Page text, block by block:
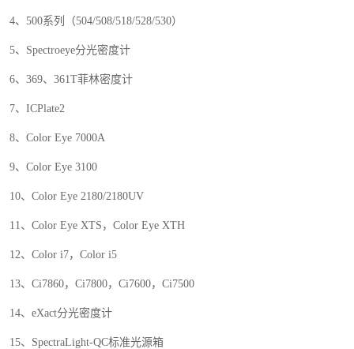
4、 500系列（504/508/518/528/530）
5、 Spectroeye分光密度计
6、 369、 361T菲林密度计
7、 ICPlate2
8、 Color Eye 7000A
9、 Color Eye 3100
10、 Color Eye 2180/2180UV
11、 Color Eye XTS ， Color Eye XTH
12、 Color i7， Color i5
13、 Ci7860， Ci7800， Ci7600， Ci7500
14、 eXact分光密度计
15、 SpectraLight-QC标准光源箱